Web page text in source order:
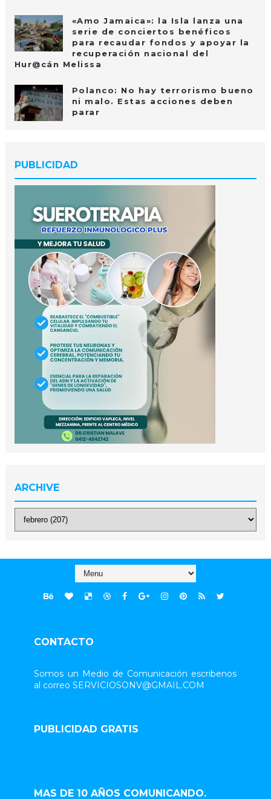
«Amo Jamaica»: la Isla lanza una
serie de conciertos benéficos
para recaudar fondos y apoyar la
recuperación nacional del
Hur@cán Melissa
Polanco: No hay terrorismo bueno
ni malo. Estas acciones deben
parar
PUBLICIDAD
ARCHIVE
CONTACTO
Somos un Medio de Comunicación escribenos
al correo SERVICIOSONV@GMAIL.COM
PUBLICIDAD GRATIS
MAS DE 10 AÑOS COMUNICANDO.